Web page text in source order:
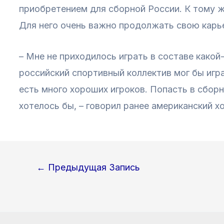
приобретением для сборной России. К тому
Для него очень важно продолжать свою
– Мне не приходилось играть в составе
российский спортивный коллектив мог бы
есть много хороших игроков. Попасть в
хотелось бы, – говорил ранее американский
Навигация
← Предыдущая Запись